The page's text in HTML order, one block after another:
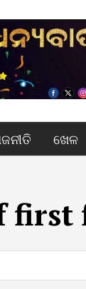
ଖେଳ